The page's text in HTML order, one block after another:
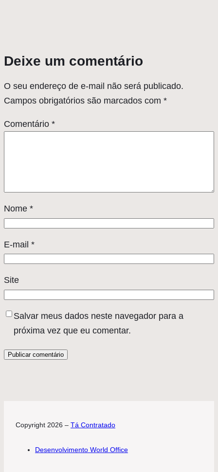
Deixe um comentário
O seu endereço de e-mail não será publicado.
Campos obrigatórios são marcados com *
Comentário *
Nome *
E-mail *
Site
Salvar meus dados neste navegador para a
próxima vez que eu comentar.
Copyright 2026 – Tá Contratado
Desenvolvimento World Office